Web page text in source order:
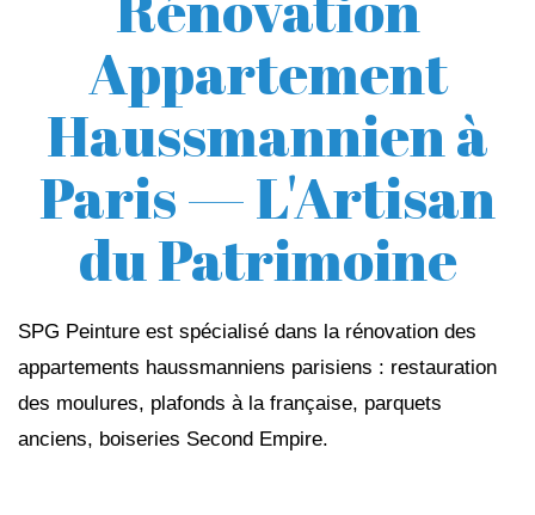
Appartement
Haussmannien à
Paris — L'Artisan
du Patrimoine
SPG Peinture est spécialisé dans la rénovation des
appartements haussmanniens parisiens : restauration
des moulures, plafonds à la française, parquets
anciens, boiseries Second Empire.